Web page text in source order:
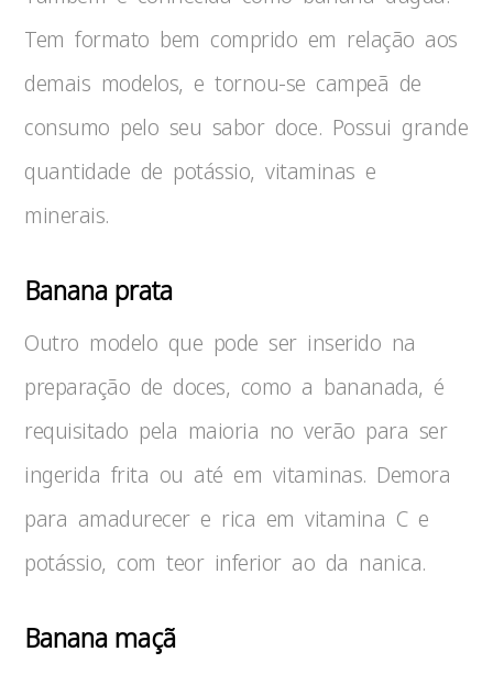
Tem formato bem comprido em relação aos
demais modelos, e tornou-se campeã de
consumo pelo seu sabor doce. Possui grande
quantidade de potássio, vitaminas e
minerais.
Banana prata
Outro modelo que pode ser inserido na
preparação de doces, como a bananada, é
requisitado pela maioria no verão para ser
ingerida frita ou até em vitaminas. Demora
para amadurecer e rica em vitamina C e
potássio, com teor inferior ao da nanica.
Banana maçã